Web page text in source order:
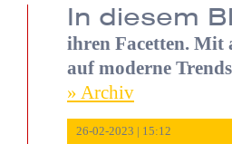
In diesem
ihren Facetten. Mit
auf moderne
» Archiv
26-02-2023 | 15:12